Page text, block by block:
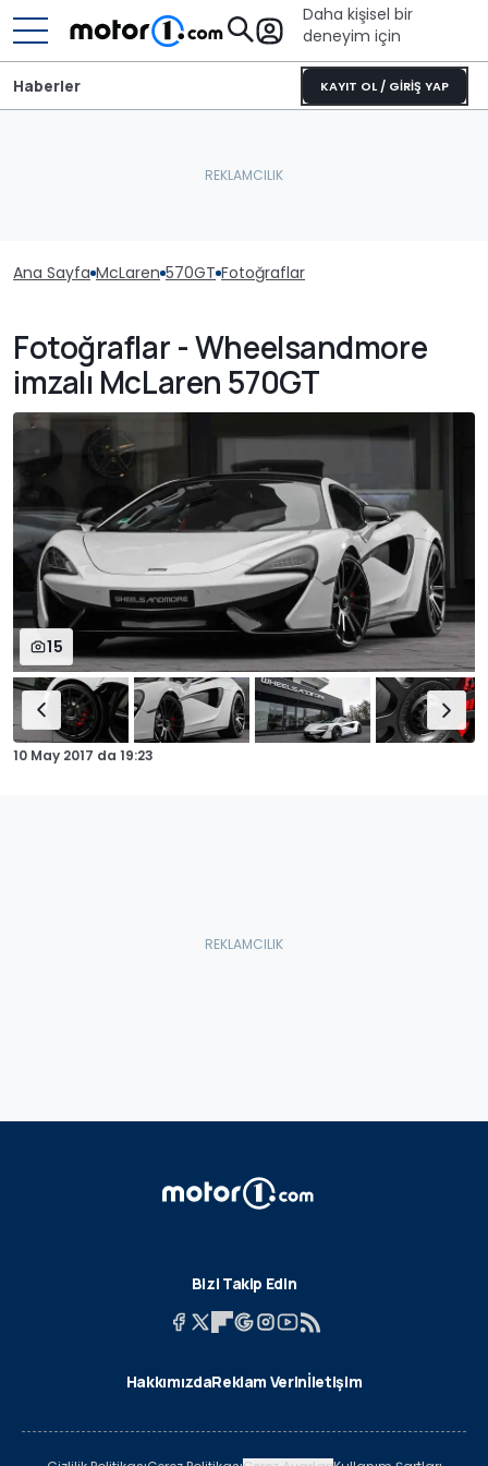
Daha kişisel bir
deneyim için
KAYIT OL / GİRİŞ YAP
Haberler
Ana Sayfa McLaren 570GT Fotoğraflar
Fotoğraflar - Wheelsandmore
imzalı McLaren 570GT
15
10 May 2017 da 19:23
Bizi Takip Edin
HakkımızdaReklam Verinİletişim